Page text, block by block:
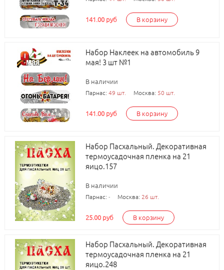
141.00 руб В корзину
Набор Наклеек на автомобиль 9
мая! 3 шт №1
В наличии
Парнас: 49 шт. Москва: 50 шт.
141.00 руб В корзину
Набор Пасхальный. Декоративная
термоусадочная пленка на 21
яицо.157
В наличии
Парнас: - Москва: 26 шт.
25.00 руб В корзину
Набор Пасхальный. Декоративная
термоусадочная пленка на 21
яицо.248